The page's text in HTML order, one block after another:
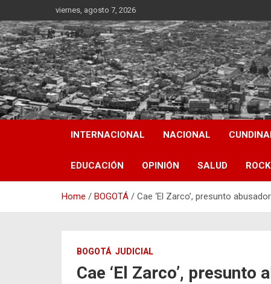
to
content
viernes, agosto 7, 2026
INTERNACIONAL NACIONAL
EDUCACIÓN OPINIÓN SALUD
Home BOGOTÁ Cae ‘El Zarco’, presunto
BOGOTÁ JUDICIAL
Cae ‘El Zarco’,